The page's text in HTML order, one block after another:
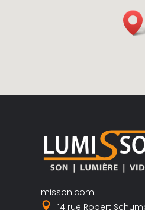
misson.com
14 rue Robert